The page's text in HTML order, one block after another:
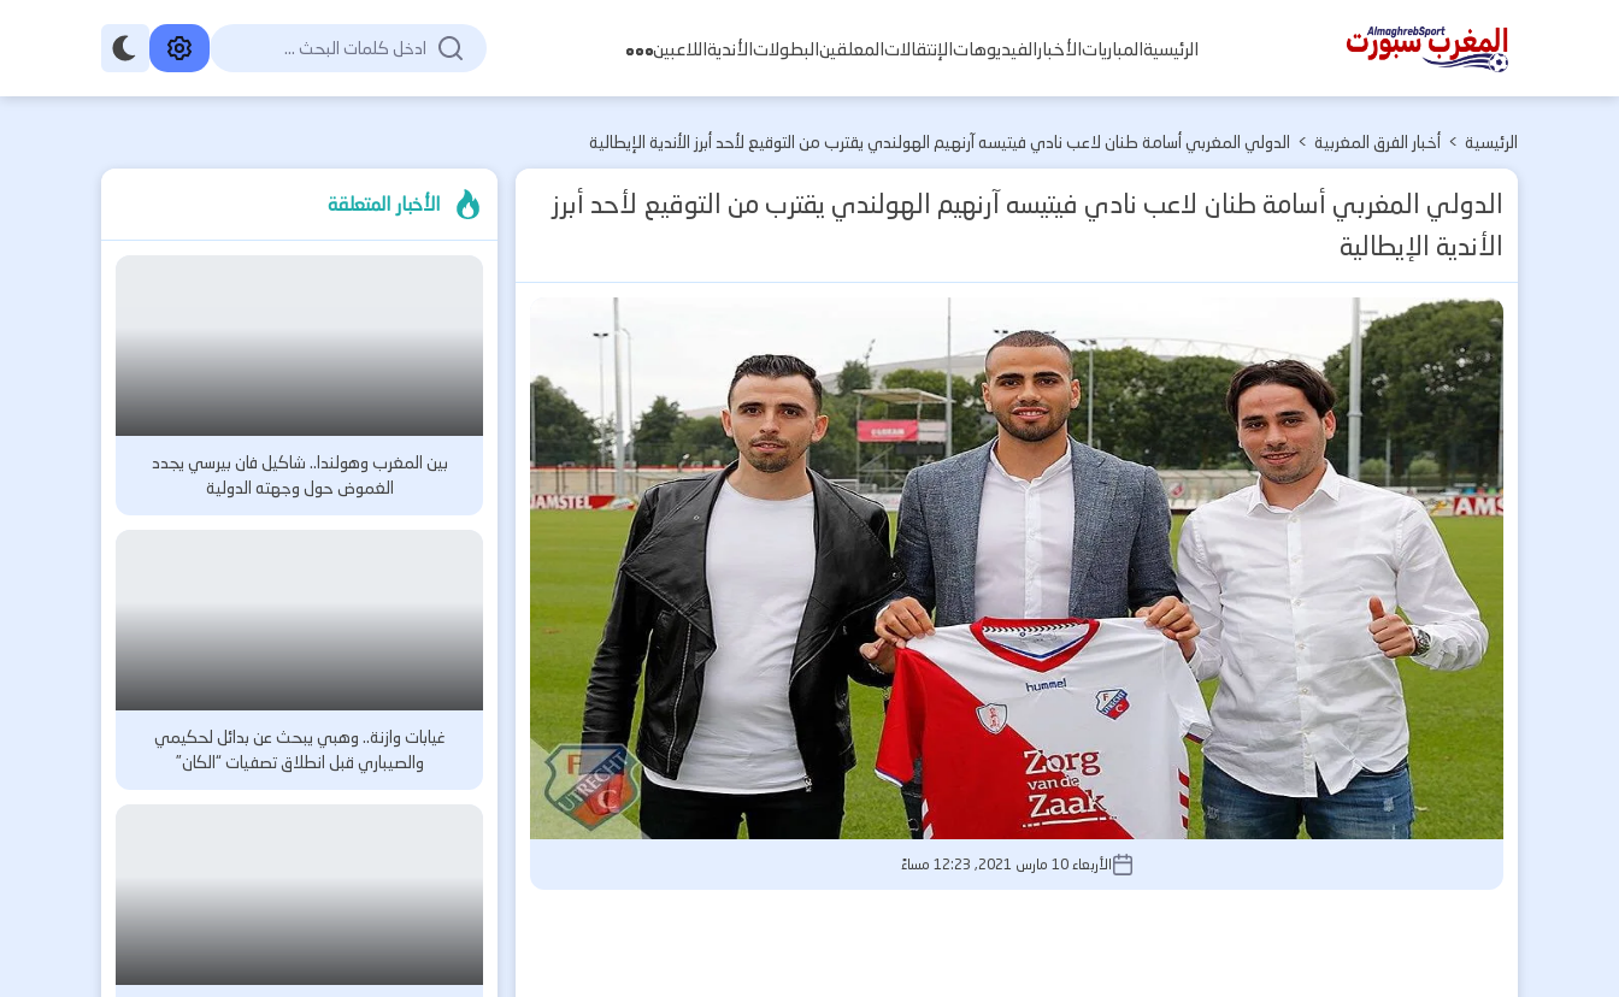
المغرب
الرئيسيةالمبارياتالأخبارالفيديوهاتالإنتقالاتالمعلقينالبطولاتالأنديةاللاعبين
الرئيسية > أخبار الفرق المغربية > الدولي المغربي أسامة طنان لاعب نادي فيتيسه آرنهيم الهولندي يقترب من التوقيع لأحد أبرز الأندية الإيطالية
الدولي المغربي أسامة طنان لاعب نادي فيتيسه آرنهيم الهولندي يقترب من التوقيع لأحد أبرز
الأندية الإيطالية
الأربعاء 10 مارس 2021, 12:23 مساءً
الأخبار المتعلقة
بين المغرب وهولندا.. شاكيل فان بيرسي يجدد
الغموض حول وجهته الدولية
غيابات وازنة.. وهبي يبحث عن بدائل لحكيمي
والصيباري قبل انطلاق تصفيات “الكان”